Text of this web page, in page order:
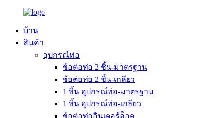
บ้าน
สินค้า
อุปกรณ์ท่อ
ข้อต่อท่อ 2 ชิ้น-มาตรฐาน
ข้อต่อท่อ 2 ชิ้น-เกลียว
1 ชิ้น อุปกรณ์ท่อ-มาตรฐาน
1 ชิ้น อุปกรณ์ท่อ-เกลียว
ข้อต่อท่ออินเตอร์ล็อค